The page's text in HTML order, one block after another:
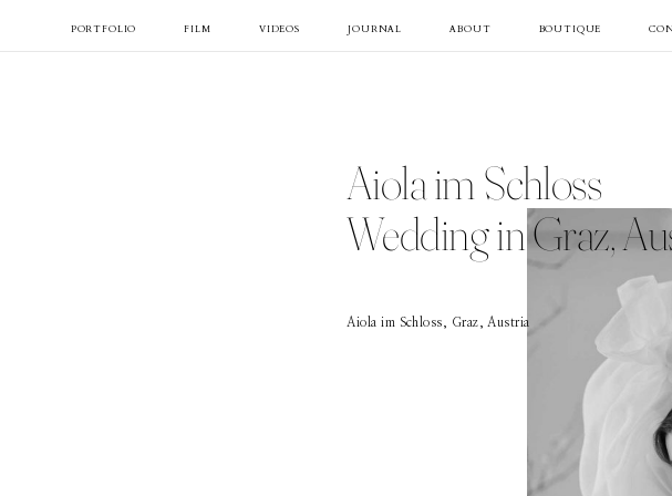
PORTFOLIO FILM VIDEOS JOURNAL ABOUT BOUTIQUE
Aiola im Schloss
Wedding in Graz,
Aiola im Schloss, Graz, Austria